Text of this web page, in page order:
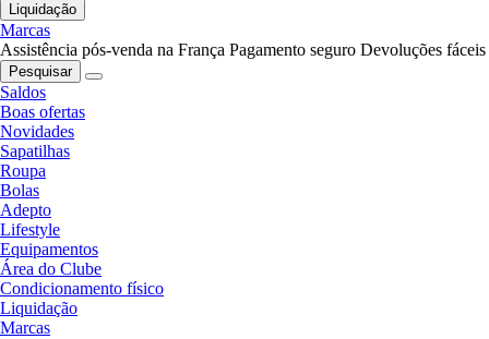
Liquidação
Marcas
Assistência pós-venda na França Pagamento seguro Devoluções fáceis
Pesquisar
Saldos
Boas ofertas
Novidades
Sapatilhas
Roupa
Bolas
Adepto
Lifestyle
Equipamentos
Área do Clube
Condicionamento físico
Liquidação
Marcas